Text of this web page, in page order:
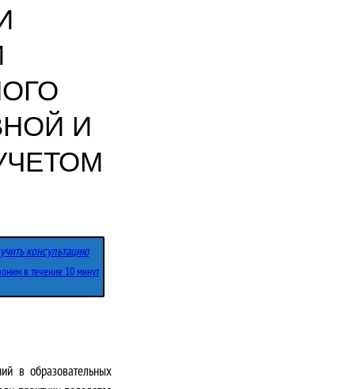
И
консультацию
в течение 10 минут
в образовательных